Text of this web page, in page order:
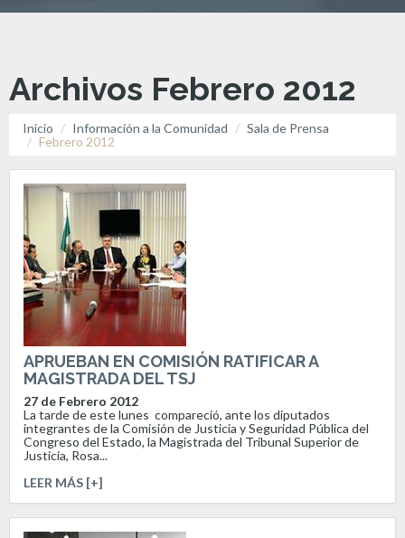
Archivos Febrero 2012
Inicio Información a la Comunidad
Sala de Prensa
Febrero 2012
APRUEBAN EN COMISIÓN RATIFICAR A
MAGISTRADA DEL TSJ
27 de Febrero 2012
La tarde de este lunes compareció, ante los diputados
integrantes de la Comisión de Justicia y Seguridad Pública del
Congreso del Estado, la Magistrada del Tribunal Superior de
Justicia, Rosa...
LEER MÁS [+]